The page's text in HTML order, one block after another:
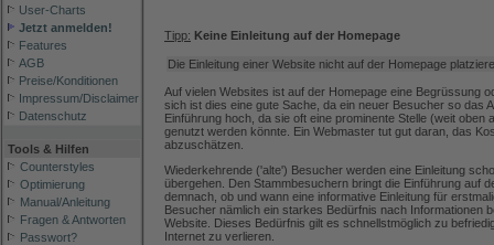
User-Charts
Jetzt anmelden!
Features
AGB
Preise/Konditionen
Impressum/Disclaimer
Datenschutz
Tools & Hilfen
Counterstyles
Optimierung
Manual/Anleitung
Fragen & Antworten
Passwort?
Tipp: Keine Einleitung auf der Homepage
Die Einleitung einer Website nicht auf der Homepage
Auf vielen Websites ist auf der Homepage eine Begrüssung
sich ist dies eine gute Sache, da ein neuer Besucher so das
Einführung hoch, da sie oft eine prominente Stelle (weit
genutzt werden könnte. Ein Webmaster tut gut daran, das
abzuschätzen.
Wiederkehrende ('alte') Besucher werden eine Einleitung
übergehen. Den Stammbesuchern bringt die Einführung auf
demnach, ob und wann eine informative Einleitung für
Besucher nämlich ein starkes Bedürfnis nach Informationen
Website. Dieses Bedürfnis gilt es schnellstmöglich zu
Internet zu verlieren.